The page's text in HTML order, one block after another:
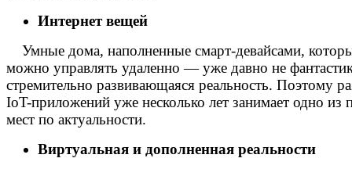
Интернет вещей
Умные дома, наполненные смарт-девайсами,
можно управлять удаленно — уже давно не
стремительно развивающаяся реальность. Поэтому
IoT-приложений уже несколько лет занимает одно из
мест по актуальности.
Виртуальная и дополненная реальности